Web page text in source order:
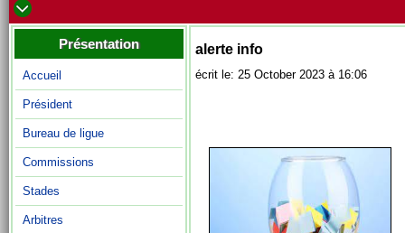
Présentation
Accueil
Président
Bureau de ligue
Commissions
Stades
Arbitres
alerte info
écrit le: 25 October 2023 à 16:06